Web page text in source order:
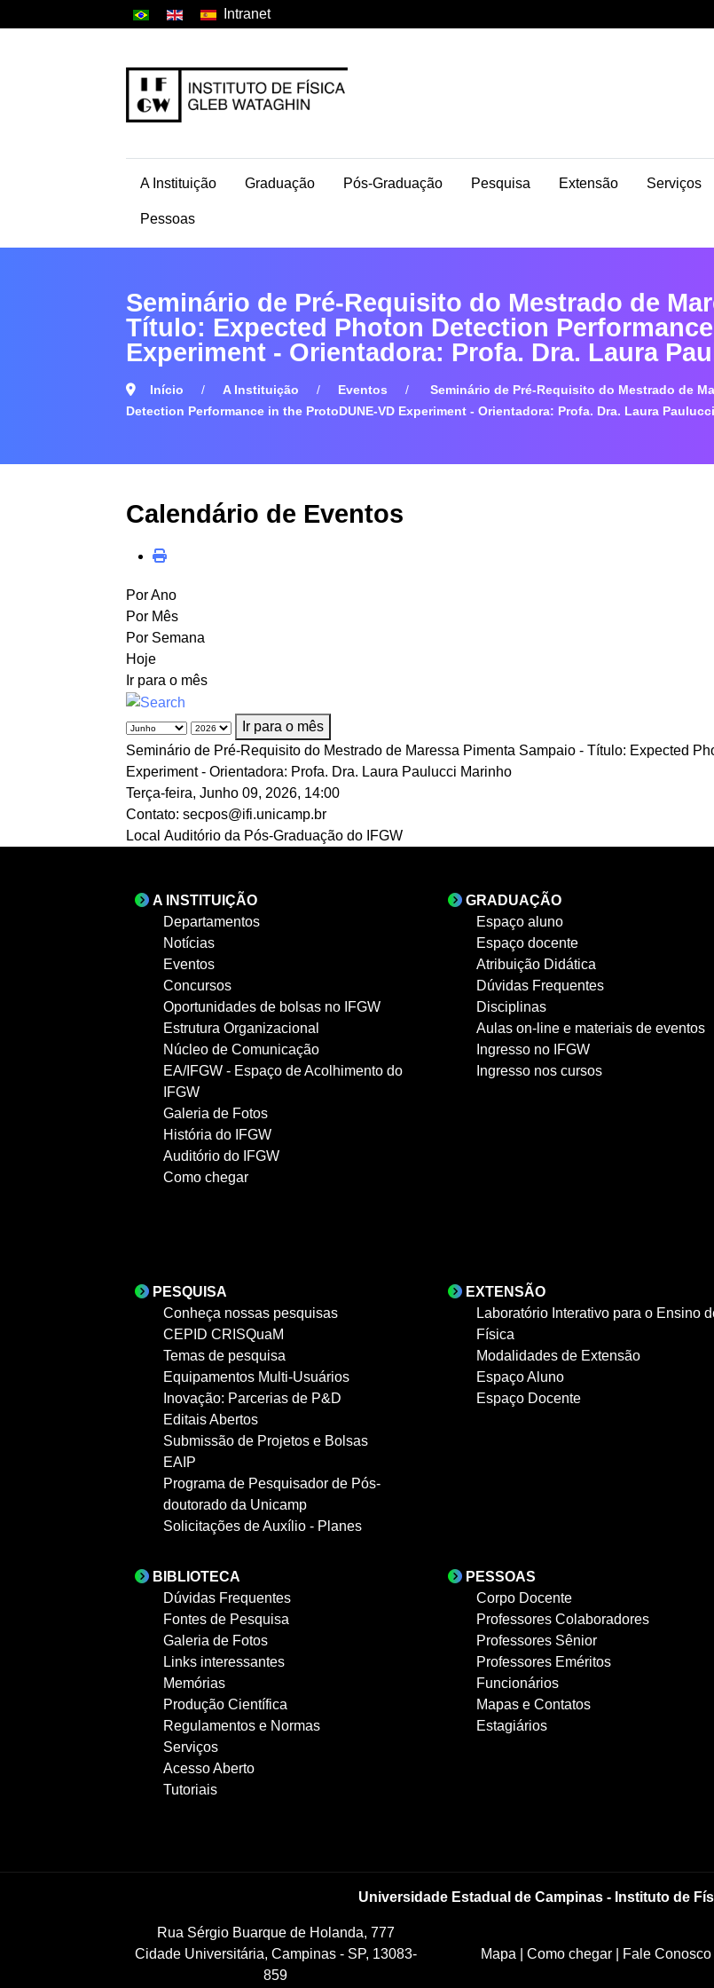
Intranet
A Instituição Graduação Pós-Graduação Pesquisa Extensão Serviços
Pessoas
Seminário de Pré-Requisito do Mestrado de
Título: Expected Photon Detection
Experiment - Orientadora: Profa. Dra. Laura
Início A Instituição Eventos
Seminário de Pré-Requisito do Mestrado de
Detection Performance in the ProtoDUNE-VD Experiment - Orientadora: Profa. Dra. Laura
Calendário de Eventos
Por Ano
Por Mês
Por Semana
Hoje
Ir para o mês
Ir para o mês
Seminário de Pré-Requisito do Mestrado de Maressa Pimenta Sampaio - Título: Expected
Experiment - Orientadora: Profa. Dra. Laura Paulucci Marinho
Terça-feira, Junho 09, 2026, 14:00
Contato: secpos@ifi.unicamp.br
Local Auditório da Pós-Graduação do IFGW
A INSTITUIÇÃO
Departamentos
Notícias
Eventos
Concursos
Oportunidades de bolsas no IFGW
Estrutura Organizacional
Núcleo de Comunicação
EA/IFGW - Espaço de Acolhimento do
IFGW
Galeria de Fotos
História do IFGW
Auditório do IFGW
Como chegar
GRADUAÇÃO
Espaço aluno
Espaço docente
Atribuição Didática
Dúvidas Frequentes
Disciplinas
Aulas on-line e materiais de eventos
Ingresso no IFGW
Ingresso nos cursos
PESQUISA
Conheça nossas pesquisas
CEPID CRISQuaM
Temas de pesquisa
Equipamentos Multi-Usuários
Inovação: Parcerias de P&D
Editais Abertos
Submissão de Projetos e Bolsas
EAIP
Programa de Pesquisador de Pós-
doutorado da Unicamp
Solicitações de Auxílio - Planes
EXTENSÃO
Laboratório Interativo para o Ensino
Física
Modalidades de Extensão
Espaço Aluno
Espaço Docente
BIBLIOTECA
Dúvidas Frequentes
Fontes de Pesquisa
Galeria de Fotos
Links interessantes
Memórias
Produção Científica
Regulamentos e Normas
Serviços
Acesso Aberto
Tutoriais
PESSOAS
Corpo Docente
Professores Colaboradores
Professores Sênior
Professores Eméritos
Funcionários
Mapas e Contatos
Estagiários
Universidade Estadual de Campinas - Instituto de
Rua Sérgio Buarque de Holanda, 777
Cidade Universitária, Campinas - SP, 13083-
859
Mapa Como chegar Fale Conosco